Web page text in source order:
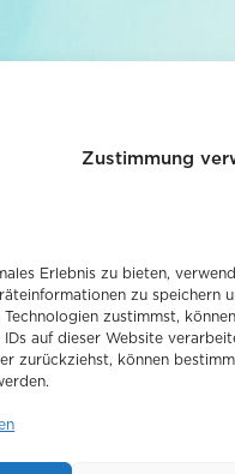
Zustimmung
Erlebnis zu bieten,
zu speichern
Technologien zustimmst,
auf dieser Website
zurückziehst, können
klinischen